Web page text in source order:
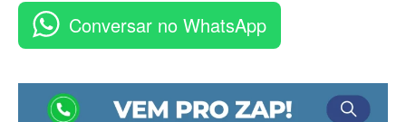
Conversar no WhatsApp